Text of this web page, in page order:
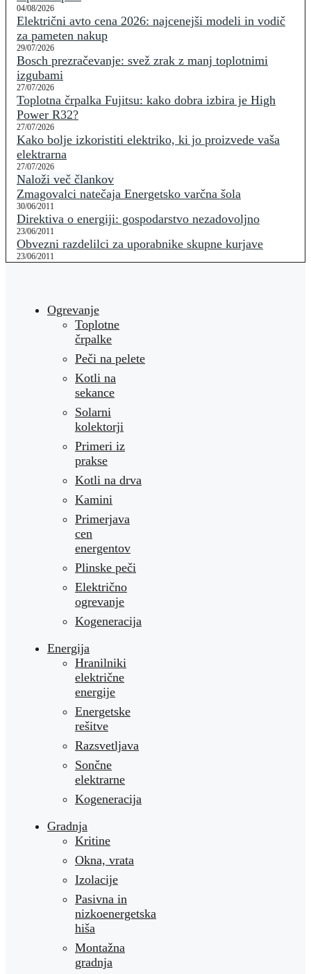
04/08/2026
Električni avto cena 2026: najcenejši modeli in vodič
za pameten nakup
29/07/2026
Bosch prezračevanje: svež zrak z manj toplotnimi
izgubami
27/07/2026
Toplotna črpalka Fujitsu: kako dobra izbira je High
Power R32?
27/07/2026
Kako bolje izkoristiti elektriko, ki jo proizvede vaša
elektrarna
27/07/2026
Naloži več člankov
Zmagovalci natečaja Energetsko varčna šola
30/06/2011
Direktiva o energiji: gospodarstvo nezadovoljno
23/06/2011
Obvezni razdelilci za uporabnike skupne kurjave
23/06/2011
Ogrevanje
Toplotne
črpalke
Peči na pelete
Kotli na
sekance
Solarni
kolektorji
Primeri iz
prakse
Kotli na drva
Kamini
Primerjava
cen
energentov
Plinske peči
Električno
ogrevanje
Kogeneracija
Energija
Hranilniki
električne
energije
Energetske
rešitve
Razsvetljava
Sončne
elektrarne
Kogeneracija
Gradnja
Kritine
Okna, vrata
Izolacije
Pasivna in
nizkoenergetska
hiša
Montažna
gradnja